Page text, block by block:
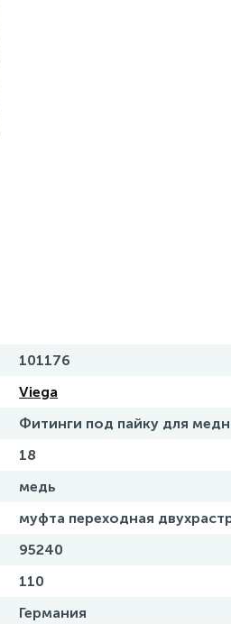
101176
Viega
Фитинги под пайку для
18
медь
муфта переходная
95240
110
Германия